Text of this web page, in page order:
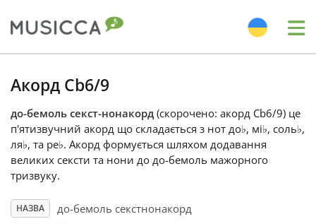
Български
Dansk
Deutsch
Акорд Cb6/9
до-бемоль секст-нонакорд (скорочено: акорд Cb6/9) це
п'ятизвучний акорд що складається з нот до♭, мі♭, соль♭,
ля♭, та ре♭. Акорд формується шляхом додавання
великих сексти та нони до до-бемоль мажорного
тризвуку.
НАЗВА до-бемоль секстнонакорд